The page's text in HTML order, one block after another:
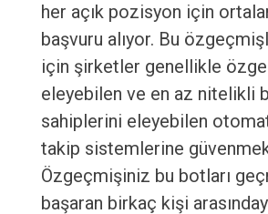
her açık pozisyon için
başvuru alıyor. Bu
için şirketler genellikle
eleyebilen ve en az nitelikli
sahiplerini eleyebilen
takip sistemlerine
Özgeçmişiniz bu botları
başaran birkaç kişi